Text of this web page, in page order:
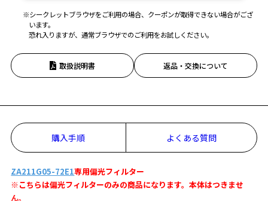
※シークレットブラウザをご利用の場合、クーポンが取得できない場合がござ
います。
恐れ入りますが、通常ブラウザでのご利用をお試しください。
取扱説明書 返品・交換について
購入手順 よくある質問
ZA211G05-72E1専用偏光フィルター
※こちらは偏光フィルターのみの商品になります。本体はつきませ
ん。